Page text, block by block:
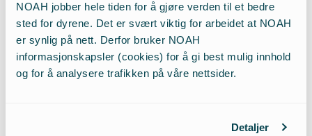
NOAH jobber hele tiden for å gjøre verden til et bedre
sted for dyrene. Det er svært viktig for arbeidet at NOAH
er synlig på nett. Derfor bruker NOAH
informasjonskapsler (cookies) for å gi best mulig innhold
og for å analysere trafikken på våre nettsider.
Detaljer
klimatiltaket som også har gode helseeffekter, som
vi kan gjøre i hverdagen. En kjøttfridag i kantinen
vil kunne inspirere til en kjøttfri dag også ellers,
uttaler MDGs byråd Lan Marie Nguyen Berg til
NOAH gratulerer Oslo-politikerne og Rødgrønn